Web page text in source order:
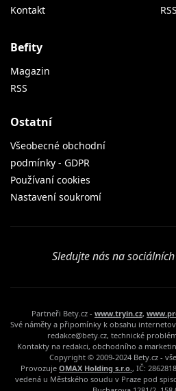
Kontakt
RSS
Befity
Magazin
RSS
Ostatní
Všeobecné obchodní
podmínky - GDPR
Používaní cookies
Nastavení soukromí
Sledujte nás na
Partneři Bety.cz - www.tryin.cz,
Své náměty a připomínky k obsahu
redakce@bety.cz, technické
Kontakty na redakci, obchodního a
Copyright © 2009-2024 Bety.cz -
Provozuje OMAX Holding s.r.o., IČ:
vedená u Městského soudu v Praze pod